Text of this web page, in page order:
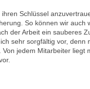
Schlüssel
So können wir auch
der Arbeit ein sauberes
sehr sorgfältig vor, denn
jedem Mitarbeiter liegt